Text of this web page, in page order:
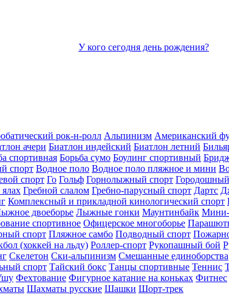
У кого сегодня день рождения?
рок-н-ролл Альпинизм Американский
ачери Биатлон индейский Биатлон летний
спортивная Борьба сумо Боулинг спортивный
спорт Водное поло Водное поло пляжное и мини
спорт Го Гольф Горнолыжный спорт
ялах Гребной слалом Гребно-парусный спорт Дартс
Комплексный и прикладной кинологический спорт
двоеборье Лыжные гонки Маунтинбайк Мини-
cпортивное Офицерское многоборье
спорт Пляжное самбо Подводный спорт
(хоккей на льду) Роллер-спорт Рукопашный бой
Скелетон Ски-альпинизм Смешанные единоборства
спорт Тайский бокс Танцы спортивные Теннис
Фехтование Фигурное катание на коньках Фитнес
Шахматы русские Шашки Шорт-трек